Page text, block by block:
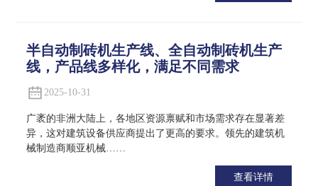
半自动制砖机生产线、全自动制砖机生产
线，产品线多样化，满足不同需求
2025-10-31
广袤的非洲大陆上，各地区资源禀赋和市场需求存在显著差
异，这对建筑设备供应商提出了更高的要求。领先的建筑机
械制造商顺亚机械……
查看详情